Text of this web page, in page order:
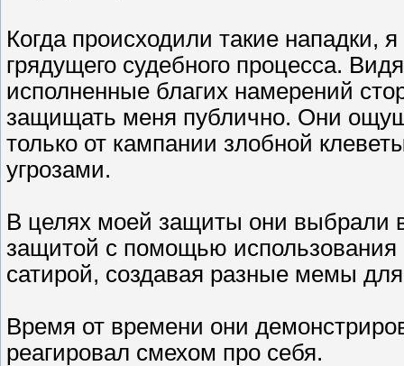
Когда происходили такие нападки,
грядущего судебного процесса.
исполненные благих намерений
защищать меня публично. Они
только от кампании злобной
угрозами.
В целях моей защиты они выбрали
защитой с помощью использования
сатирой, создавая разные мемы
Время от времени они
реагировал смехом про себя.